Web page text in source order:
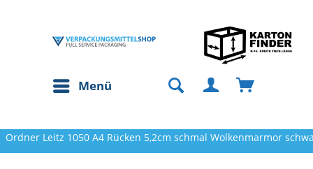
Menü
Ordner Leitz 1050 A4 Rücken 5,2cm schmal Wolkenmarmor